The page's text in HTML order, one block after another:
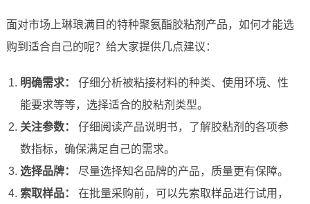
面对市场上琳琅满目的特种聚氨酯胶粘剂产品，如何才能选
购到适合自己的呢？给大家提供几点建议：
明确需求：
仔细分析被粘接材料的种类、使用环境、性
能要求等等，选择适合的胶粘剂类型。
关注参数：
仔细阅读产品说明书，了解胶粘剂的各项参
数指标，确保满足自己的需求。
选择品牌：
尽量选择知名品牌的产品，质量更有保障。
索取样品：
在批量采购前，可以先索取样品进行试用，